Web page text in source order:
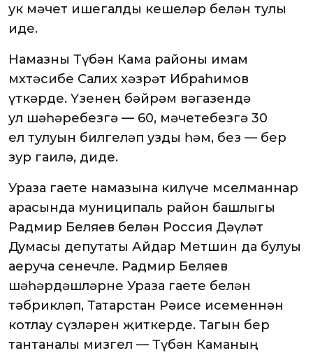
ук мәчет ишегалды кешеләр белән тулы
иде.
Намазны Түбән Кама районы имам
мөхтәсибе Салих хәзрәт Ибраһимов
үткәрде. Үзенең бәйрәм вәгазендә
ул шәһәребезгә — 60, мәчетебезгә 30
ел тулуын билгеләп узды һәм, без — бер
зур гаилә, диде.
Ураза гаете намазына килүче мөселманнар
арасында муниципаль район башлыгы
Радмир Беляев белән Россия Дәүләт
Думасы депутаты Айдар Метшин да булуы
аеруча сөенечле. Радмир Беляев
шәһәрдәшләрне Ураза гаете белән
тәбрикләп, Татарстан Рәисе исеменнән
котлау сүзләрен җиткерде. Тагын бер
тантаналы мизгел — Түбән Каманың